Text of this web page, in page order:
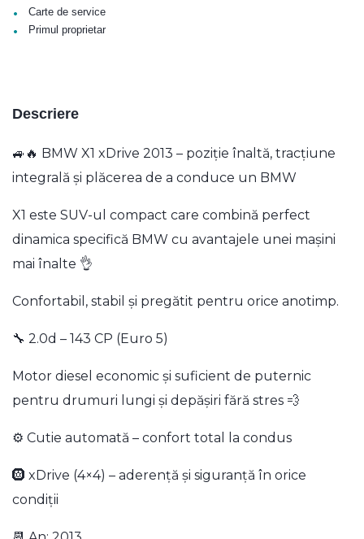
• Carte de service
• Primul proprietar
Descriere
🚙🔥 BMW X1 xDrive 2013 – poziție înaltă, tracțiune
integrală și plăcerea de a conduce un BMW
X1 este SUV-ul compact care combină perfect
dinamica specifică BMW cu avantajele unei mașini
mai înalte 👌
Confortabil, stabil și pregătit pentru orice anotimp.
🔧 2.0d – 143 CP (Euro 5)
Motor diesel economic și suficient de puternic
pentru drumuri lungi și depășiri fără stres 💨
⚙️ Cutie automată – confort total la condus
🛞 xDrive (4×4) – aderență și siguranță în orice
condiții